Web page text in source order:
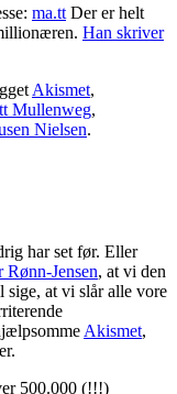
ma.tt Der er helt
Han skriver
Akismet,
Mullenweg,
Nielsen.
har set før. Eller
Rønn-Jensen, at vi den
sige, at vi slår alle vore
Akismet,
500.000 (!!!)